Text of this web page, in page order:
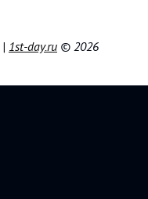
| 1st-day.ru © 2026